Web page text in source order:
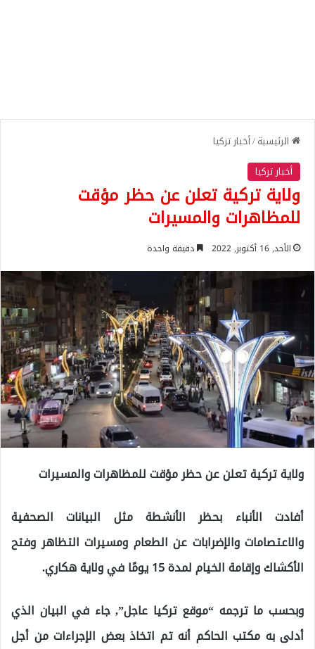
الرئيسية/أخبار تركيا
أخبار تركيا
ولاية تركية تعلن عن حظر مؤقت
للمظاهرات والمسيرات
الأحد, 16 أكتوبر, 2022 دقيقة واحدة
ولاية تركية تعلن عن حظر مؤقت للمظاهرات والمسيرات
أفادت الأنباء بحظر الأنشطة مثل البيانات الصحفية
والاعتصامات والإضرابات عن الطعام ومسيرات التظاهر وفتح
الأكشاك وإقامة الخيام لمدة 15 يومًا في ولاية هكاري.
وبحسب ما ترجمه “موقع تركيا عاجل”, جاء في البيان الذي
أدلى به مكتب الحاكم أنه تم اتخاذ بعض الإجراءات من أجل